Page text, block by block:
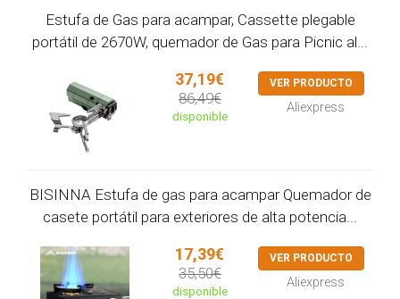
Estufa de Gas para acampar, Cassette plegable
portátil de 2670W, quemador de Gas para Picnic al...
37,19€
86,49€
disponible
VER PRODUCTO
Aliexpress
BISINNA Estufa de gas para acampar Quemador de
casete portátil para exteriores de alta potencia...
17,39€
35,50€
disponible
VER PRODUCTO
Aliexpress